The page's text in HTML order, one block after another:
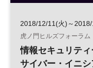
2018/12/11(火)～
虎ノ門ヒルズフォーラム
情報セキュリテ
サイバー・イニ